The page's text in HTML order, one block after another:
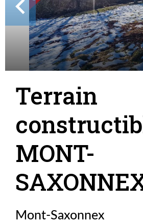
Terrain
MONT-
Mont-Saxonnex